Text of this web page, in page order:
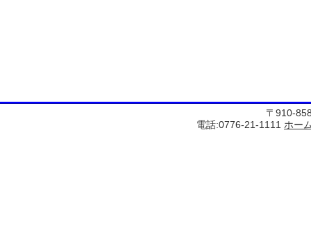
〒910-
電話:0776-21-1111 ホー